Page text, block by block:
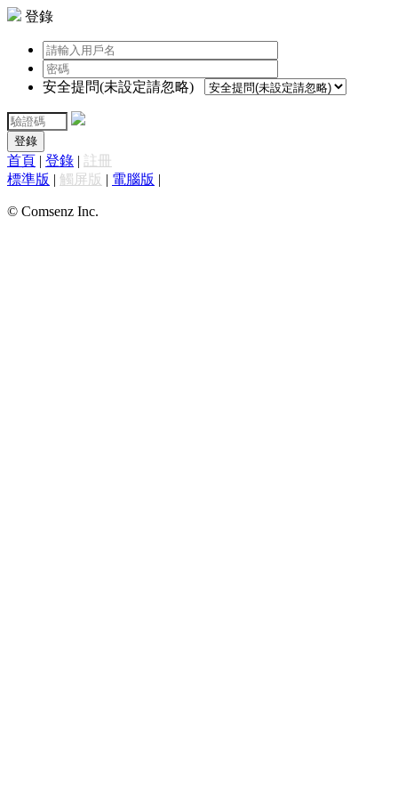
登錄
安全提問(未設定請忽略)
登錄
首頁 | 登錄 | 註冊
標準版 | 觸屏版 | 電腦版 |
© Comsenz Inc.